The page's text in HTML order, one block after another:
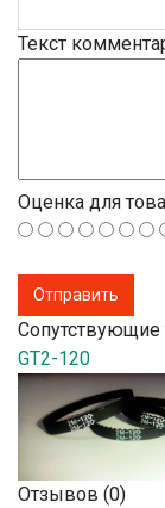
Текст
Оценка для
Сопутствующие
GT2-120
Отзывов (0)